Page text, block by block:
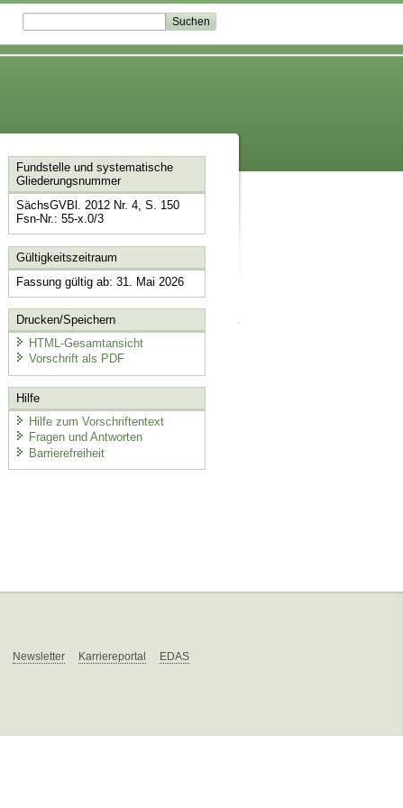
Fundstelle und systematische
Gliederungsnummer
SächsGVBl. 2012 Nr. 4, S. 150
Fsn-Nr.: 55-x.0/3
Gültigkeitszeitraum
Fassung gültig ab: 31. Mai 2026
Drucken/Speichern
HTML-Gesamtansicht
Vorschrift als PDF
Hilfe
Hilfe zum Vorschriftentext
Fragen und Antworten
Barrierefreiheit
Newsletter Karriereportal EDAS